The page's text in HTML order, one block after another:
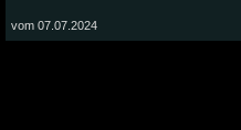
vom 07.07.2024